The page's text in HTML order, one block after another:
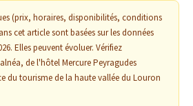
(prix, horaires, disponibilités, conditions
cet article sont basées sur les données
Elles peuvent évoluer. Vérifiez
de l'hôtel Mercure Peyragudes
du tourisme de la haute vallée du Louron